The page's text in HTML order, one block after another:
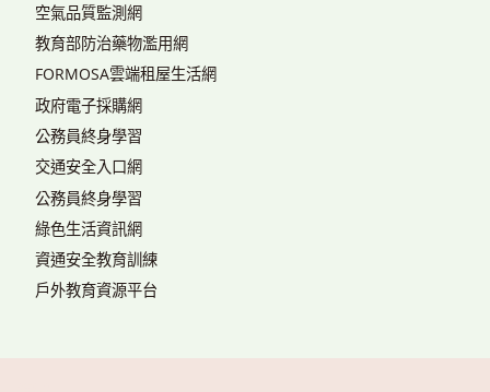
空氣品質監測網
教育部防治藥物濫用網
FORMOSA雲端租屋生活網
政府電子採購網
公務員終身學習
交通安全入口網
公務員終身學習
綠色生活資訊網
資通安全教育訓練
戶外教育資源平台